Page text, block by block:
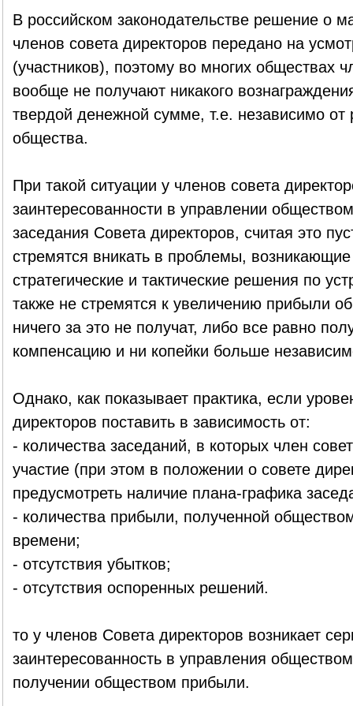
В российском законодательстве решение о
членов совета директоров передано на
(участников), поэтому во многих обществах
вообще не получают никакого
твердой денежной сумме, т.е. независимо от
общества.
При такой ситуации у членов совета
заинтересованности в управлении
заседания Совета директоров, считая это
стремятся вникать в проблемы,
стратегические и тактические решения по
также не стремятся к увеличению прибыли
ничего за это не получат, либо все равно
компенсацию и ни копейки больше
Однако, как показывает практика, если
директоров поставить в зависимость от:
- количества заседаний, в которых член
участие (при этом в положении о совете
предусмотреть наличие плана-графика
- количества прибыли, полученной
времени;
- отсутствия убытков;
- отсутствия оспоренных решений.
то у членов Совета директоров возникает
заинтересованность в управления
получении обществом прибыли.